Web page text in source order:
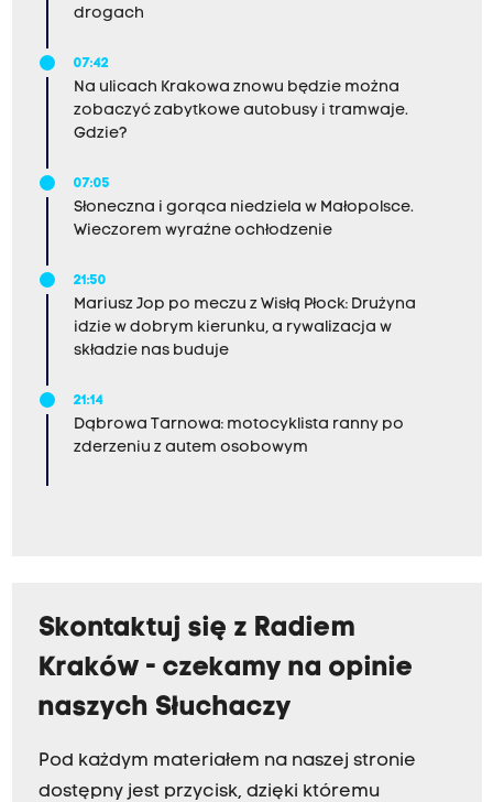
drogach
07:42
Na ulicach Krakowa znowu będzie można
zobaczyć zabytkowe autobusy i tramwaje.
Gdzie?
07:05
Słoneczna i gorąca niedziela w Małopolsce.
Wieczorem wyraźne ochłodzenie
21:50
Mariusz Jop po meczu z Wisłą Płock: Drużyna
idzie w dobrym kierunku, a rywalizacja w
składzie nas buduje
21:14
Dąbrowa Tarnowa: motocyklista ranny po
zderzeniu z autem osobowym
Skontaktuj się z Radiem
Kraków - czekamy na opinie
naszych Słuchaczy
Pod każdym materiałem na naszej stronie
dostępny jest przycisk, dzięki któremu